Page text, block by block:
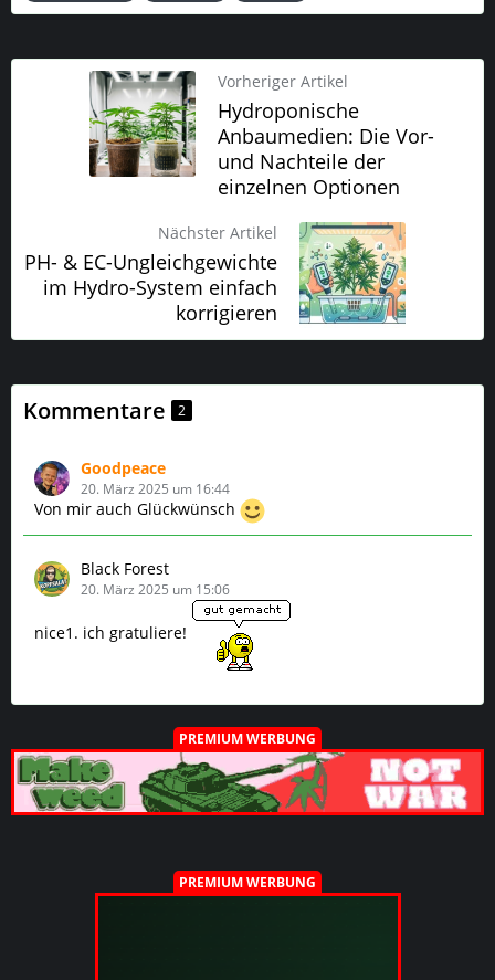
Vorheriger Artikel
Hydroponische
Anbaumedien: Die Vor-
und Nachteile der
einzelnen Optionen
Nächster Artikel
PH- & EC-Ungleichgewichte
im Hydro-System einfach
korrigieren
Kommentare 2
Goodpeace
20. März 2025 um 16:44
Von mir auch Glückwünsch
Black Forest
20. März 2025 um 15:06
nice1. ich gratuliere!
PREMIUM WERBUNG
PREMIUM WERBUNG